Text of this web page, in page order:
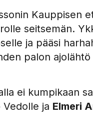
Kauppisen
seitsemän.
ja pääsi
palon
ei kumpikaan
ja Elmeri